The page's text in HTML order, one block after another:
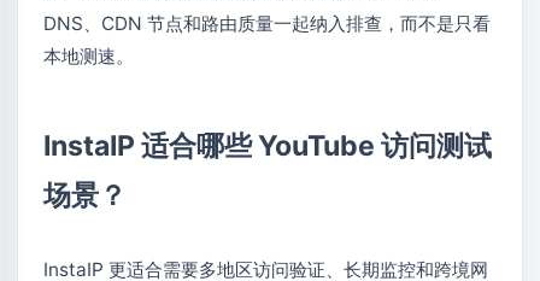
DNS、CDN 节点和路由质量一起纳入排查，而不是只看
本地测速。
InstaIP 适合哪些 YouTube 访问测试
场景？
InstaIP 更适合需要多地区访问验证、长期监控和跨境网